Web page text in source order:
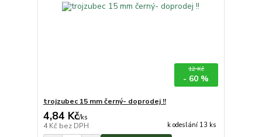
12 Kč
- 60 %
trojzubec 15 mm černý- doprodej !!
4,84 Kč/ks
4 Kč bez DPH k odeslání 13 ks